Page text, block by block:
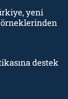
yeni
destek